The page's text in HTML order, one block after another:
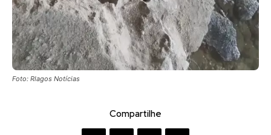
Foto: Rlagos Notícias
Compartilhe